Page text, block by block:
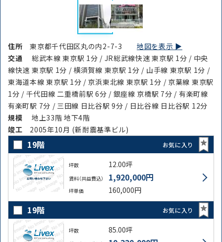
住所
から探す
路線・駅
から探す
条件を絞り込む
住所東京都千代田区丸の内2-7-3地図を表示 ▶︎
交通
総武本線 東京駅 1分 / JR総武線快速 東京駅 1分 / 中央
線快速 東京駅 1分 / 横須賀線 東京駅 1分 / 山手線 東京駅 1分 /
東海道本線 東京駅 1分 / 京浜東北線 東京駅 1分 / 京葉線 東京駅
1分 / 千代田線 二重橋前駅 6分 / 銀座線 京橋駅 7分 / 有楽町線
有楽町駅 7分 / 三田線 日比谷駅 9分 / 日比谷線 日比谷駅 12分
規模
地上33階 地下4階
竣⼯ 2005年10月 (新耐震基準ビル)
19階 お気に入り
坪数 12.00坪
賃料（共益費込） 1,920,000円
坪単価 160,000円
19階 お気に入り
坪数 85.00坪